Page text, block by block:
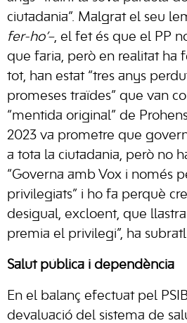
ciutadania”. Malgrat el seu
fer-ho’–, el fet és que el PP
que faria, però en realitat ha
tot, han estat “tres anys
promeses traïdes” que van
“mentida original” de
2023 va prometre que
a tota la ciutadania, però no
“Governa amb Vox i només
privilegiats” i ho fa perquè
desigual, excloent, que
premia el privilegi”, ha
Salut pública i dependència
En el balanç efectuat pel
devaluació del sistema de